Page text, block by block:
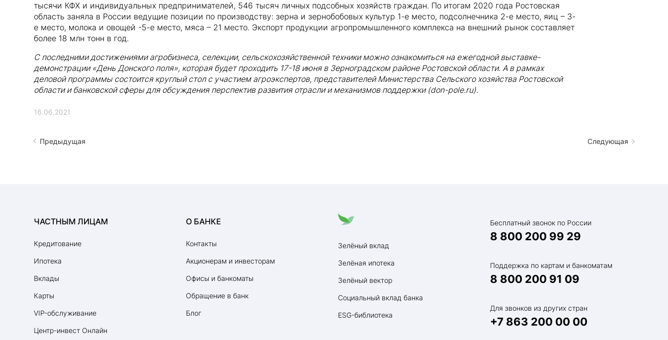
тысячи КФХ и индивидуальных предпринимателей, 546 тысяч личных подсобных хозяйств граждан. По итогам 2020 года Ростовская
область заняла в России ведущие позиции по производству: зерна и зернобобовых культур 1-е место, подсолнечника 2-е место, яиц – 3-
е место, молока и овощей -5-е место, мяса – 21 место. Экспорт продукции агропромышленного комплекса на внешний рынок составляет
более 18 млн тонн в год.
С последними достижениями агробизнеса, селекции, сельскохозяйственной техники можно ознакомиться на ежегодной выставке-
демонстрации «День Донского поля», которая будет проходить 17-18 июня в Зерноградском районе Ростовской области. А в рамках
деловой программы состоится круглый стол с участием агроэкспертов, представителей Министерства Сельского хозяйства Ростовской
области и банковской сферы для обсуждения перспектив развития отрасли и механизмов поддержки (don-pole.ru).
16.06.2021
Предыдущая Следующая
ЧАСТНЫМ ЛИЦАМ
Кредитование
Ипотека
Вклады
Карты
VIP-обслуживание
Центр-инвест Онлайн
О БАНКЕ
Контакты
Акционерам и инвесторам
Офисы и банкоматы
Обращение в банк
Блог
Зелёный вклад
Зелёная ипотека
Зелёный вектор
Социальный вклад банка
ESG-библиотека
Бесплатный звонок по России
8 800 200 99 29
Поддержка по картам и банкоматам
8 800 200 91 09
Для звонков из других стран
+7 863 200 00 00